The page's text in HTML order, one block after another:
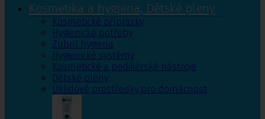
Kosmetika a hygiena, Dětské pleny
Kosmetické přípravky
Hygienické potřeby
Zubní hygiena
Hygienické systémy
Kosmetické a pedikérské nástroje
Dětské pleny
Úklidové prostředky pro domácnost